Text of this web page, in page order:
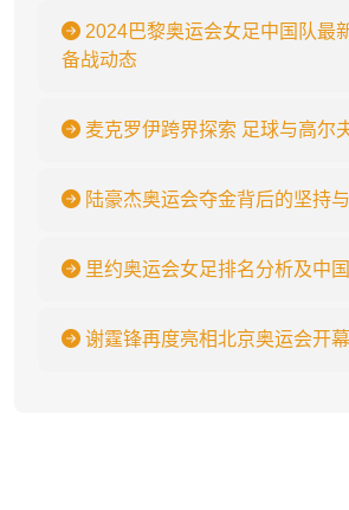
2024巴黎奥运会女足中国队最
备战动态
麦克罗伊跨界探索 足球与高尔
陆豪杰奥运会夺金背后的坚持
里约奥运会女足排名分析及中
谢霆锋再度亮相北京奥运会开